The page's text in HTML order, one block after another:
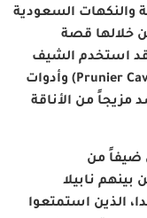
والنكهات السعودية
خلالها قصة
استخدم الشيف
Prunier) وأدوات
مزيجاً من الأناقة
ضيفاً من
نابيلا
الذين استمتعوا